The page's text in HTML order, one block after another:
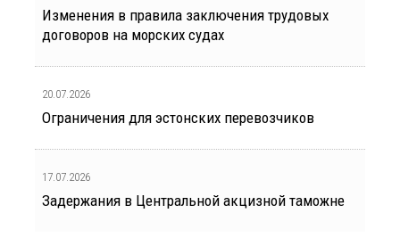
Изменения в правила заключения трудовых
договоров на морских судах
20.07.2026
Ограничения для эстонских перевозчиков
17.07.2026
Задержания в Центральной акцизной таможне